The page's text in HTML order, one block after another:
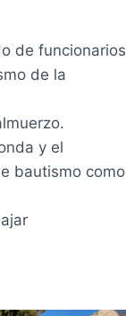
de funcionarios
de la
y el
bautismo como